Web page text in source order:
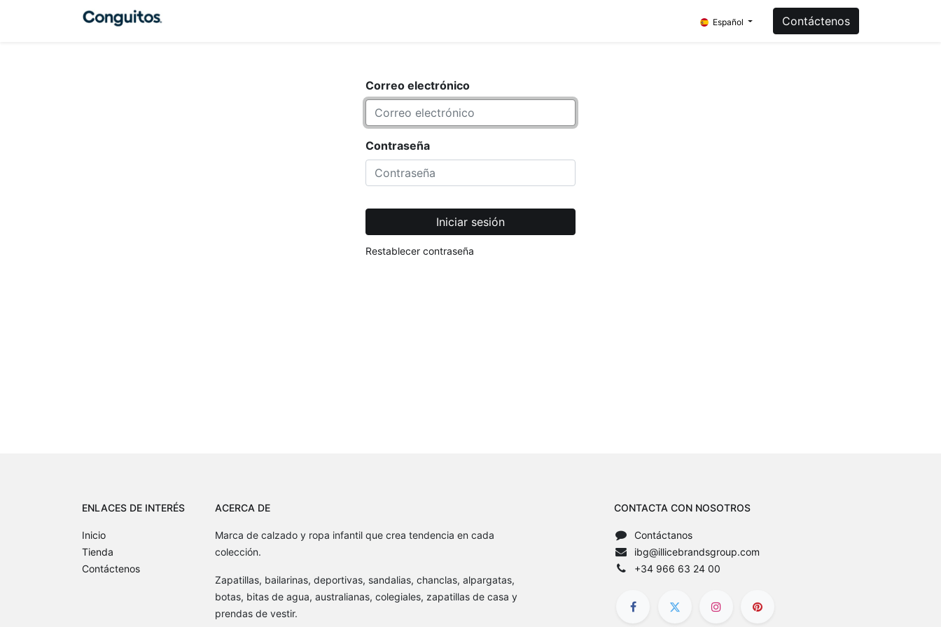
Español Contáctenos
Correo electrónico
Contraseña
Iniciar sesión
Restablecer contraseña
ENLACES DE INTERÉS
Inicio
Tienda
Contáctenos
ACERCA DE
Marca de calzado y ropa infantil que crea tendencia en cada
colección.
Zapatillas, bailarinas, deportivas, sandalias, chanclas, alpargatas,
botas, bitas de agua, australianas, colegiales, zapatillas de casa y
prendas de vestir.
CONTACTA CON NOSOTROS
Contáctanos
ibg@illicebrandsgroup.com
+34 966 63 24 00